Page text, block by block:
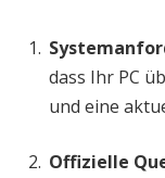
dass Ihr PC
und eine
Offizielle